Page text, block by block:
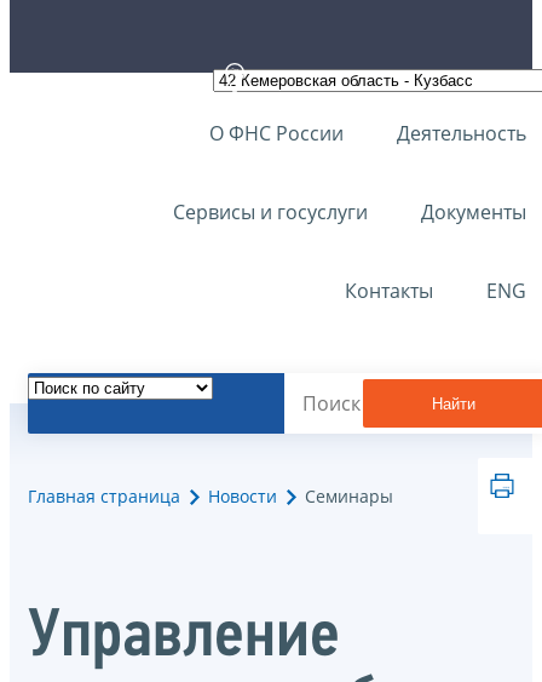
О ФНС России Деятельность
Сервисы и госуслуги Документы
Контакты ENG
Найти
Главная страница Новости Семинары
Управление